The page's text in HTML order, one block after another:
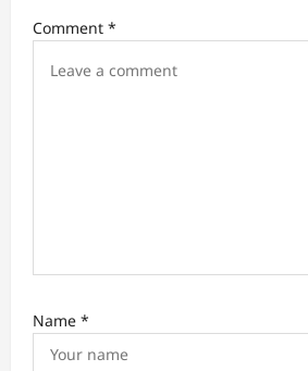
t
i
Comment *
Name *